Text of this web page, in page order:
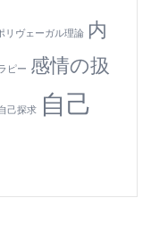
リヴェーガル理論 内
ピー 感情の扱
己探求
自己